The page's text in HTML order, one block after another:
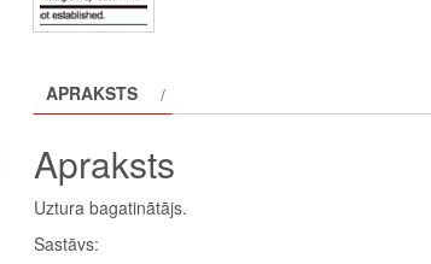
APRAKSTS
Apraksts
Uztura bagatinātājs.
Sastāvs: